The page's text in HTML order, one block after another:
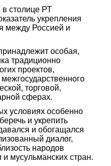
столице РТ
укрепления
между Россией и
особая,
традиционно
проектов,
торговой,
сферах.
условиях особенно
и укрепить
и обогащался
диалог,
народов
мусульманских стран.